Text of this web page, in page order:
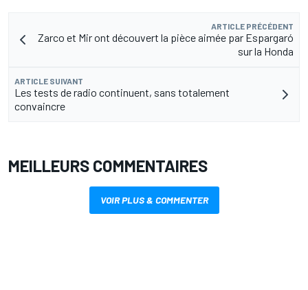
ARTICLE PRÉCÉDENT
Zarco et Mir ont découvert la pièce aimée par Espargaró
sur la Honda
ARTICLE SUIVANT
Les tests de radio continuent, sans totalement
convaincre
MEILLEURS COMMENTAIRES
VOIR PLUS & COMMENTER